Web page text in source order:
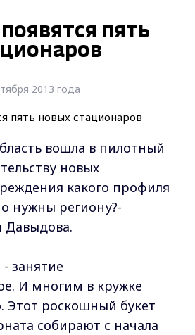
пять
2013 года
вошла в пилотный
новых
какого профиля
нужны региону?-
Давыдова.
занятие
И многим в кружке
Этот роскошный букет
собирают с начала